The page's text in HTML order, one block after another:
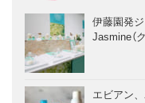
伊藤園発
Jasmine（
エビアン